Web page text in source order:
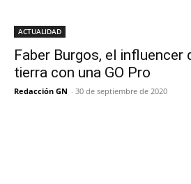
ACTUALIDAD
Faber Burgos, el influencer
tierra con una GO Pro
Redacción GN - 30 de septiembre de 2020